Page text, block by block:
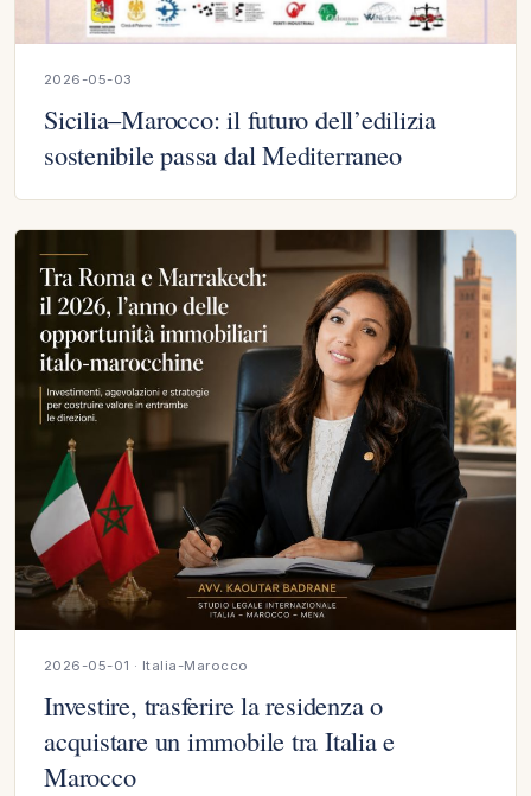
2026-05-03
Sicilia–Marocco: il futuro dell’edilizia
sostenibile passa dal Mediterraneo
2026-05-01 · Italia-Marocco
Investire, trasferire la residenza o
acquistare un immobile tra Italia e
Marocco